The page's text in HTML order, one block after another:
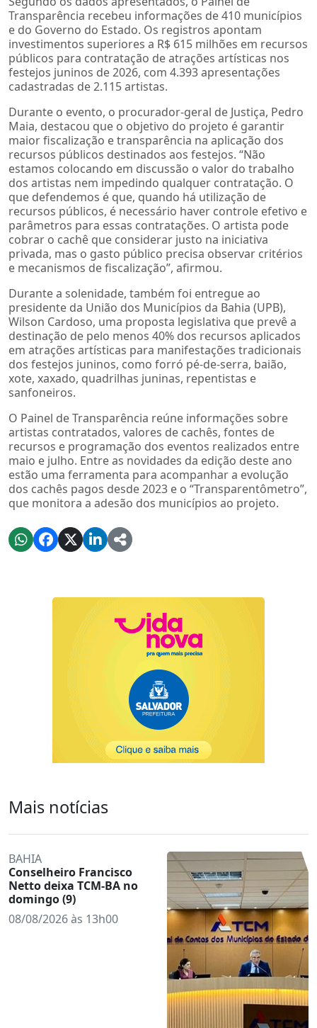
Transparência recebeu informações de 410 municípios
e do Governo do Estado. Os registros apontam
investimentos superiores a R$ 615 milhões em recursos
públicos para contratação de atrações artísticas nos
festejos juninos de 2026, com 4.393 apresentações
cadastradas de 2.115 artistas.
Durante o evento, o procurador-geral de Justiça, Pedro
Maia, destacou que o objetivo do projeto é garantir
maior fiscalização e transparência na aplicação dos
recursos públicos destinados aos festejos. “Não
estamos colocando em discussão o valor do trabalho
dos artistas nem impedindo qualquer contratação. O
que defendemos é que, quando há utilização de
recursos públicos, é necessário haver controle efetivo e
parâmetros para essas contratações. O artista pode
cobrar o cachê que considerar justo na iniciativa
privada, mas o gasto público precisa observar critérios
e mecanismos de fiscalização”, afirmou.
Durante a solenidade, também foi entregue ao
presidente da União dos Municípios da Bahia (UPB),
Wilson Cardoso, uma proposta legislativa que prevê a
destinação de pelo menos 40% dos recursos aplicados
em atrações artísticas para manifestações tradicionais
dos festejos juninos, como forró pé-de-serra, baião,
xote, xaxado, quadrilhas juninas, repentistas e
sanfoneiros.
O Painel de Transparência reúne informações sobre
artistas contratados, valores de cachês, fontes de
recursos e programação dos eventos realizados entre
maio e julho. Entre as novidades da edição deste ano
estão uma ferramenta para acompanhar a evolução
dos cachês pagos desde 2023 e o “Transparentômetro”,
que monitora a adesão dos municípios ao projeto.
Mais notícias
BAHIA
Conselheiro Francisco
Netto deixa TCM-BA no
domingo (9)
08/08/2026 às 13h00